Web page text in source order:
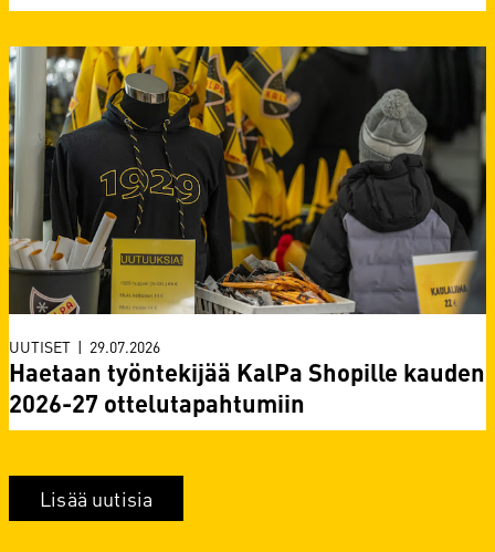
Haetaan työntekijää KalPa Shopille kauden
2026-27 ottelutapahtumiin
UUTISET | 29.07.2026
Lisää uutisia